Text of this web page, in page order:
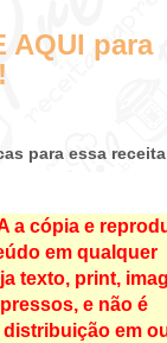
AQUI para
para essa receita
a cópia e
em qualquer
texto, print,
e não é
distribuição em